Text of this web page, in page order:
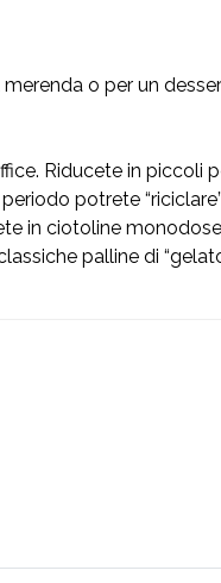
o per un
Riducete in piccoli
potrete
in ciotoline
palline di